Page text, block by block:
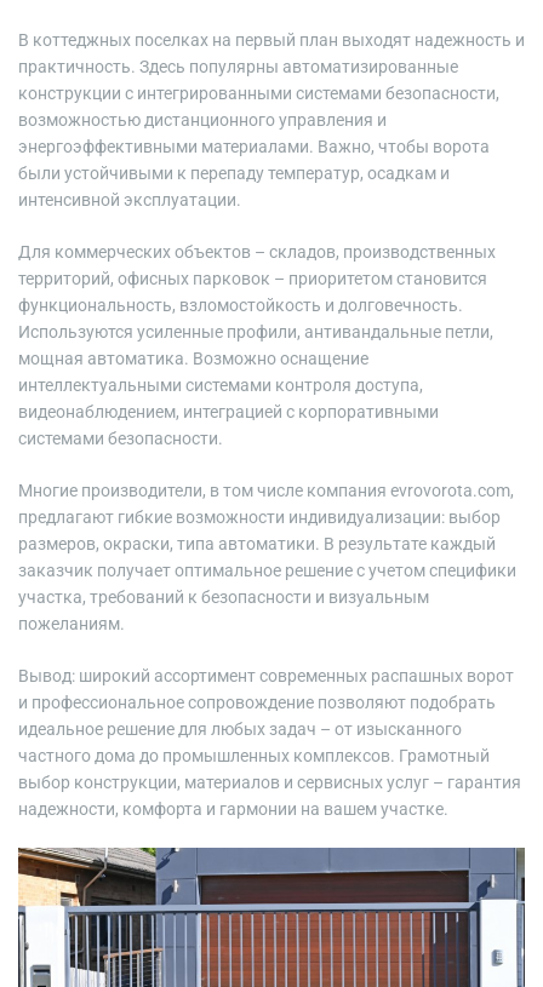
В коттеджных поселках на первый план выходят надежность и
практичность. Здесь популярны автоматизированные
конструкции с интегрированными системами безопасности,
возможностью дистанционного управления и
энергоэффективными материалами. Важно, чтобы ворота
были устойчивыми к перепаду температур, осадкам и
интенсивной эксплуатации.
Для коммерческих объектов – складов, производственных
территорий, офисных парковок – приоритетом становится
функциональность, взломостойкость и долговечность.
Используются усиленные профили, антивандальные петли,
мощная автоматика. Возможно оснащение
интеллектуальными системами контроля доступа,
видеонаблюдением, интеграцией с корпоративными
системами безопасности.
Многие производители, в том числе компания evrovorota.com,
предлагают гибкие возможности индивидуализации: выбор
размеров, окраски, типа автоматики. В результате каждый
заказчик получает оптимальное решение с учетом специфики
участка, требований к безопасности и визуальным
пожеланиям.
Вывод: широкий ассортимент современных распашных ворот
и профессиональное сопровождение позволяют подобрать
идеальное решение для любых задач – от изысканного
частного дома до промышленных комплексов. Грамотный
выбор конструкции, материалов и сервисных услуг – гарантия
надежности, комфорта и гармонии на вашем участке.